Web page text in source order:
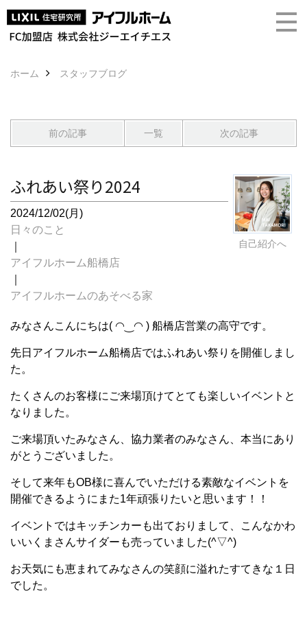
ホーム スタッフブログ
前の記事 一覧 次の記事
自己紹介へ
ふれあい祭り2024
2024/12/02(月)
日々のこと
アイフルホーム船橋店
アイフルホームのあそべる家
みなさんこんにちは( ◠‿◠ ) 船橋店営業の高守です。
先日アイフルホーム船橋店ではふれあい祭りを開催しまし
た。
たくさんのお客様にご来場頂けてとても楽しいイベントと
なりました。
ご来場頂いたみなさん、協力業者のみなさん、本当にあり
がとうございました。
そして来年もOB様に喜んでいただける素敵なイベントを
開催できるようにまた1年頑張りたいと思います！！
イベントではキッチンカーも出ておりまして、こんなかわ
いいくまさんサイダーも売っていました(^▽^)
お天気にも恵まれてみなさんの笑顔に溢れたすてきな１日
でした。